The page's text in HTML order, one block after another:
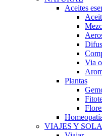
Aceites
Via
Plantas
VIAJES Y